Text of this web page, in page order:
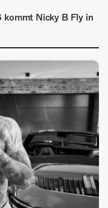
kommt Nicky B Fly in